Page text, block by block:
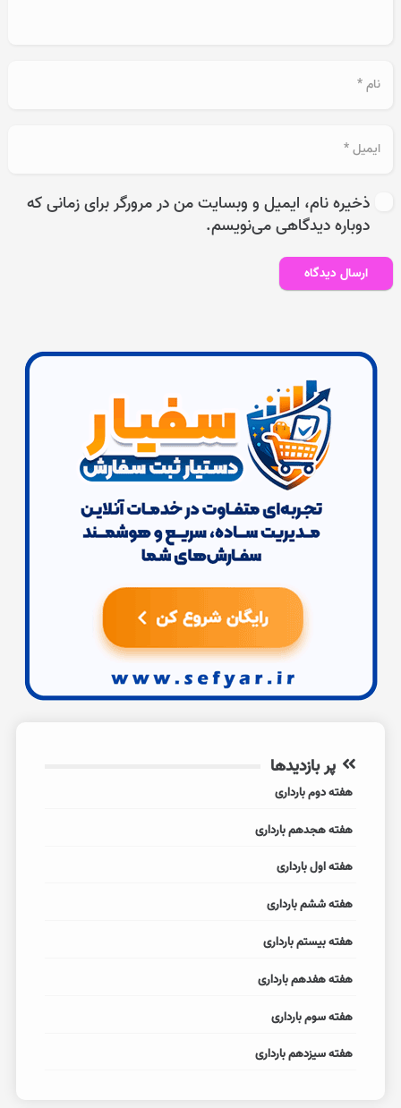
ذخیره نام، ایمیل و وبسایت من در مرورگر برای زمانی که
دوباره دیدگاهی می‌نویسم.
ارسال دیدگاه
پر بازدیدها
هفته دوم بارداری
هفته هجدهم بارداری
هفته اول بارداری
هفته ششم بارداری
هفته بیستم بارداری
هفته هفدهم بارداری
هفته سوم بارداری
هفته سیزدهم بارداری